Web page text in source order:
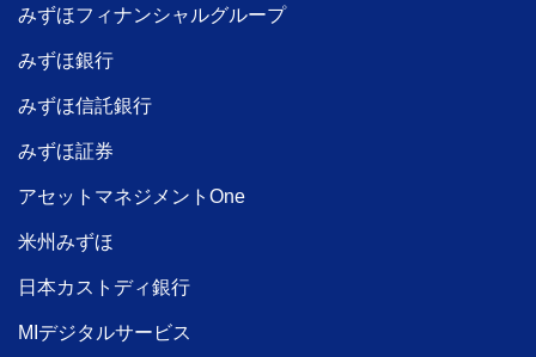
みずほフィナンシャルグループ
みずほ銀行
みずほ信託銀行
みずほ証券
アセットマネジメントOne
米州みずほ
日本カストディ銀行
MIデジタルサービス